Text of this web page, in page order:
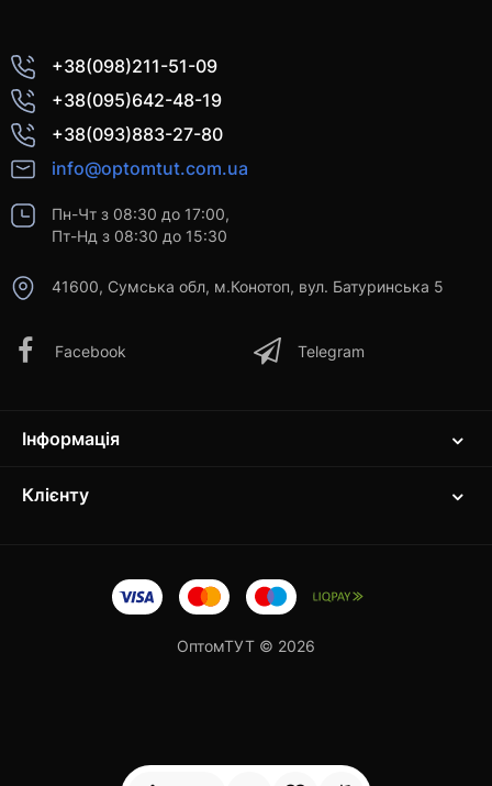
+38(098)211-51-09
+38(095)642-48-19
+38(093)883-27-80
info@optomtut.com.ua
Пн-Чт з 08:30 до 17:00,
Пт-Нд з 08:30 до 15:30
41600, Сумська обл, м.Конотоп, вул. Батуринська 5
Facebook Telegram
Інформація
Клієнту
ОптомТУТ © 2026